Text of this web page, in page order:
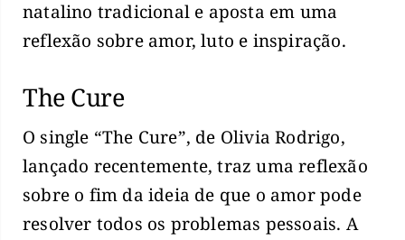
natalino tradicional e aposta em uma
reflexão sobre amor, luto e inspiração.
The Cure
O single “The Cure”, de Olivia Rodrigo,
lançado recentemente, traz uma reflexão
sobre o fim da ideia de que o amor pode
resolver todos os problemas pessoais. A